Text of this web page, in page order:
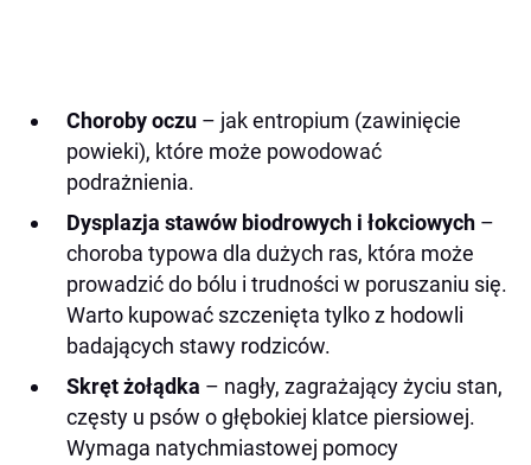
Choroby oczu – jak entropium (zawinięcie
powieki), które może powodować
podrażnienia.
Dysplazja stawów biodrowych i łokciowych –
choroba typowa dla dużych ras, która może
prowadzić do bólu i trudności w poruszaniu się.
Warto kupować szczenięta tylko z hodowli
badających stawy rodziców.
Skręt żołądka – nagły, zagrażający życiu stan,
częsty u psów o głębokiej klatce piersiowej.
Wymaga natychmiastowej pomocy